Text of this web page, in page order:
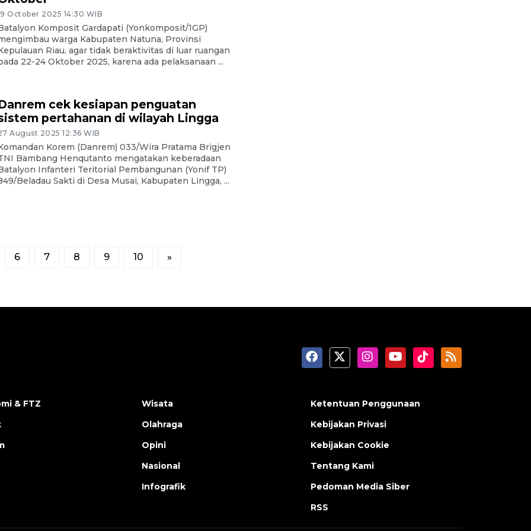
October 2025 14:30 WIB
Komposit Gardapati (Yonkomposit/1GP)
warga Kabupaten Natuna, Provinsi
Riau, agar tidak beraktivitas di luar ruangan
22-24 Oktober 2025, karena ada pelaksanaan ...
cek kesiapan penguatan
pertahanan di wilayah Lingga
August 2025 12:36 WIB
Korem (Danrem) 033/Wira Pratama Brigjen
Bambang Henqutanto mengatakan keberadaan
Infanteri Teritorial Pembangunan (Yonif TP)
Beladau Sakti di Desa Musai, Kabupaten Lingga, ...
6 7 8 9 10 »
& FTZ
Wisata
Olahraga
Opini
Nasional
Infografik
Ketentuan Penggunaan
Kebijakan Privasi
Kebijakan Cookie
Tentang Kami
Pedoman Media Siber
RSS